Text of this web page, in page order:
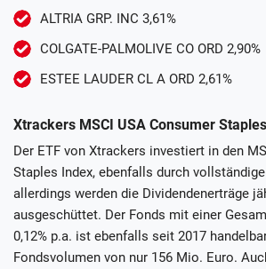
ALTRIA GRP. INC 3,61%
COLGATE-PALMOLIVE CO ORD 2,90%
ESTEE LAUDER CL A ORD 2,61%
Xtrackers MSCI USA Consumer
Der ETF von Xtrackers investiert in den
Staples Index, ebenfalls durch
allerdings werden die Dividendenerträge
ausgeschüttet. Der Fonds mit einer
0,12% p.a. ist ebenfalls seit 2017
Fondsvolumen von nur 156 Mio. Euro.